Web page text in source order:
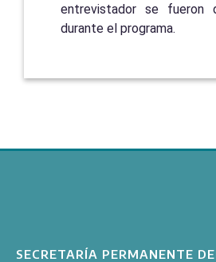
entrevistador se fueron
durante el programa.
SECRETARÍA PERMANENTE